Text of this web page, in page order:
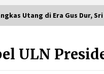
Utang di Era Gus Dur,
ULN